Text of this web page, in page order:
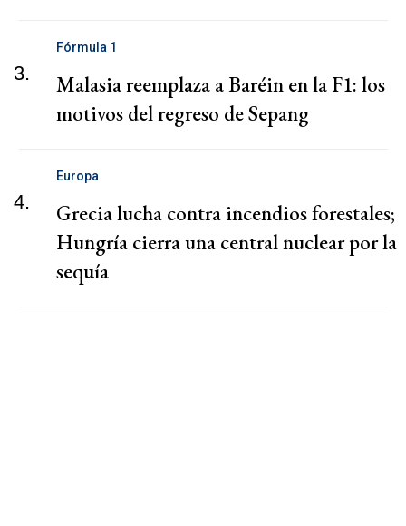
3.
Fórmula 1
Malasia reemplaza a Baréin en la F1: los
motivos del regreso de Sepang
4.
Europa
Grecia lucha contra incendios forestales;
Hungría cierra una central nuclear por la
sequía